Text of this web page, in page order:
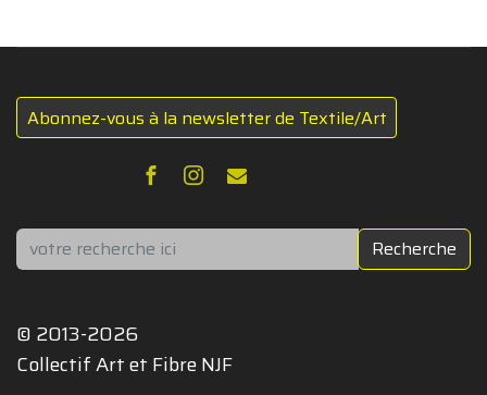
Abonnez-vous à la newsletter de Textile/Art
Rechercher Recherche
© 2013-2026
Collectif Art et Fibre NJF